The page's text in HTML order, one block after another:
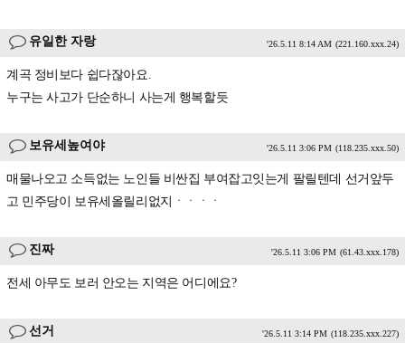
유일한 자랑 '26.5.11 8:14 AM (221.160.xxx.24)
계곡 정비보다 쉽다잖아요.
누구는 사고가 단순하니 사는게 행복할듯
보유세높여야 '26.5.11 3:06 PM (118.235.xxx.50)
매물나오고 소득없는 노인들 비싼집 부여잡고잇는게 팔릴텐데 선거앞두
고 민주당이 보유세올릴리없지ㆍㆍㆍㆍ
진짜 '26.5.11 3:06 PM (61.43.xxx.178)
전세 아무도 보러 안오는 지역은 어디에요?
선거 '26.5.11 3:14 PM (118.235.xxx.227)